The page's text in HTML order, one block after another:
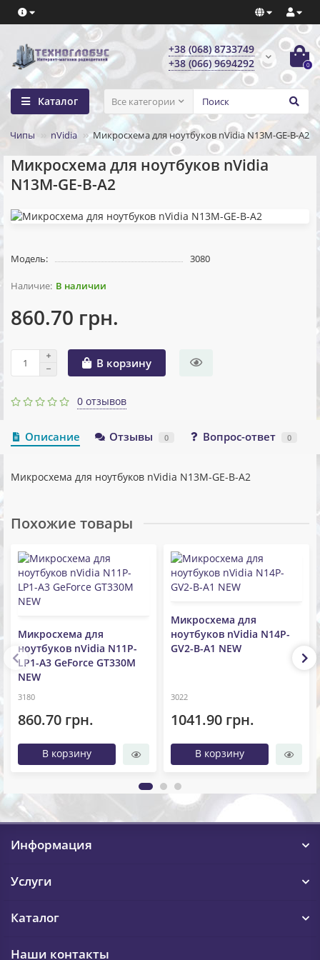
+38 (068) 8733749
+38 (066) 9694292
0
Каталог Все категории
Чипы nVidia Микросхема для ноутбуков nVidia N13M-GE-B-A2
Микросхема для ноутбуков nVidia
N13M-GE-B-A2
Модель: 3080
В наличии
860.70 грн.
В корзину
0 отзывов
Описание Отзывы 0 Вопрос-ответ 0
Микросхема для ноутбуков nVidia N13M-GE-B-A2
Похожие товары
Микросхема для
ноутбуков nVidia N11P-
LP1-A3 GeForce GT330M
NEW
3180
860.70 грн.
В корзину
Микросхема для
ноутбуков nVidia N14P-
GV2-B-A1 NEW
3022
1041.90 грн.
В корзину
Информация
Услуги
Каталог
Наши контакты